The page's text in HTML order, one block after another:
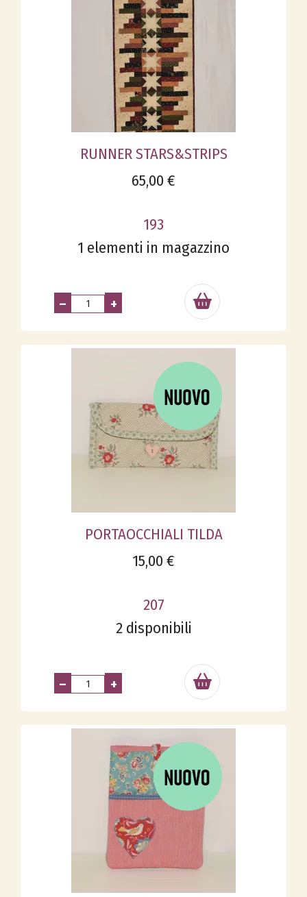
RUNNER STARS&STRIPS
65,00 €
193
1 elementi in magazzino
– +
PORTAOCCHIALI TILDA
15,00 €
207
2 disponibili
– +